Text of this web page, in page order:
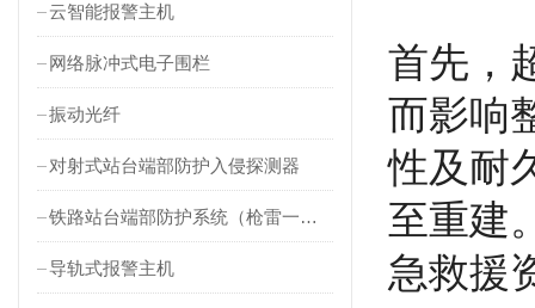
云智能报警主机
网络脉冲式电子围栏
振动光纤
对射式站台端部防护入侵探测器
铁路站台端部防护系统（枪雷一体）
导轨式报警主机
首先，
而影响
性及耐
至重建
急救援